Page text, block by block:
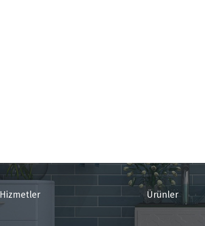
Hizmetler Ürünler